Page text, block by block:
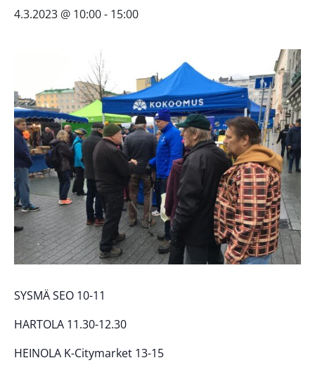
4.3.2023 @ 10:00- 15:00
SYSMÄ SEO 10-11
HARTOLA 11.30-12.30
HEINOLA K-Citymarket 13-15